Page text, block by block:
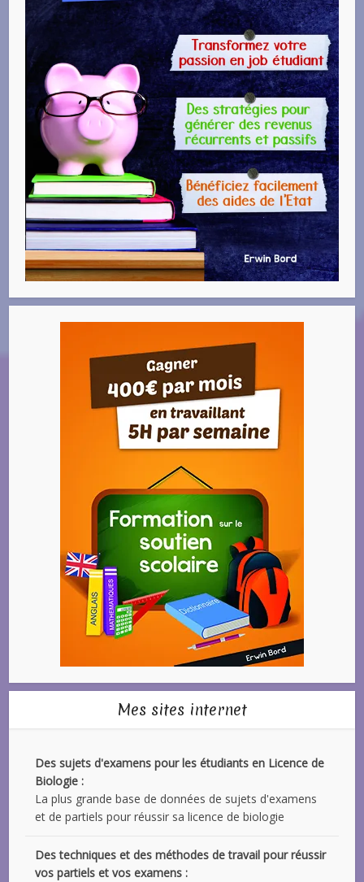
Mes sites internet
Des sujets d'examens pour les étudiants en Licence de
Biologie :
La plus grande base de données de sujets d'examens
et de partiels pour réussir sa licence de biologie
Des techniques et des méthodes de travail pour réussir
vos partiels et vos examens :